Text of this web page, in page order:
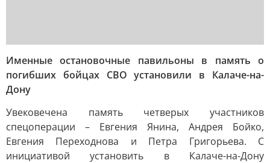
Именные остановочные павильоны в память о
погибших бойцах СВО установили в Калаче-на-
Дону
Увековечена память четверых участников
спецоперации – Евгения Янина, Андрея Бойко,
Евгения Переходнова и Петра Григорьева. С
инициативой установить в Калаче-на-Дону